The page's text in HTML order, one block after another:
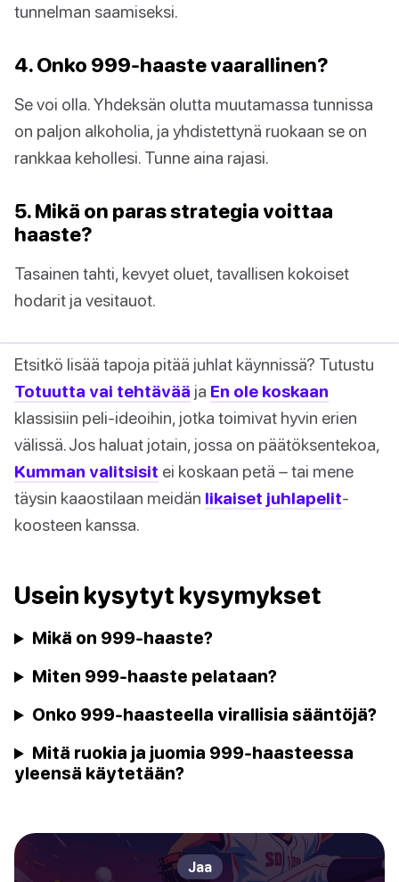
tunnelman saamiseksi.
4. Onko 999-haaste vaarallinen?
Se voi olla. Yhdeksän olutta muutamassa tunnissa
on paljon alkoholia, ja yhdistettynä ruokaan se on
rankkaa kehollesi. Tunne aina rajasi.
5. Mikä on paras strategia voittaa
haaste?
Tasainen tahti, kevyet oluet, tavallisen kokoiset
hodarit ja vesitauot.
Etsitkö lisää tapoja pitää juhlat käynnissä? Tutustu
Totuutta vai tehtävää ja En ole koskaan
klassisiin peli-ideoihin, jotka toimivat hyvin erien
välissä. Jos haluat jotain, jossa on päätöksentekoa,
Kumman valitsisit ei koskaan petä – tai mene
täysin kaaostilaan meidän likaiset juhlapelit-
koosteen kanssa.
Usein kysytyt kysymykset
Mikä on 999-haaste?
Miten 999-haaste pelataan?
Onko 999-haasteella virallisia sääntöjä?
Mitä ruokia ja juomia 999-haasteessa
yleensä käytetään?
Jaa